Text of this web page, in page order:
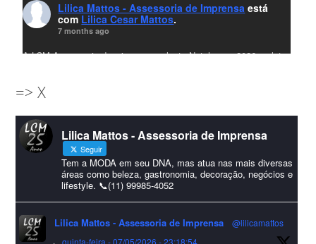
Lilica Mattos - Assessoria de Imprensa está
com Lilica Cesar Mattos.
7 months ago
A LCM Assessoria deseja um excelente Natal e um 2026 repleto
amigos que sempre nos acompanham!🎄✨🥂❤️
#lcmassessoriassessoria#natal #merrychristmas #felizanonovo
#HappyNewYear
Foto
Visualizar no Facebook · Compartilhar
Lilica Mattos - Assessoria de Imprensa
9 months ago
=> X
Lilica Mattos - Assessoria de Imprensa
Seguir
Tem a MODA em seu DNA, mas atua nas mais diversas
áreas como beleza, gastronomia, decoração, negócios e
lifestyle. 📞(11) 99985-4052
Lilica Mattos - Assessoria de Imprensa
@lilicamattos